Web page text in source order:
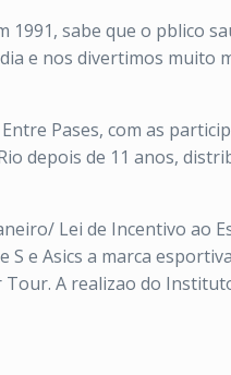
1991, sabe que o pblico
e nos divertimos muito
Pases, com as
depois de 11 anos,
Lei de Incentivo ao
e Asics a marca
Tour. A realizao do